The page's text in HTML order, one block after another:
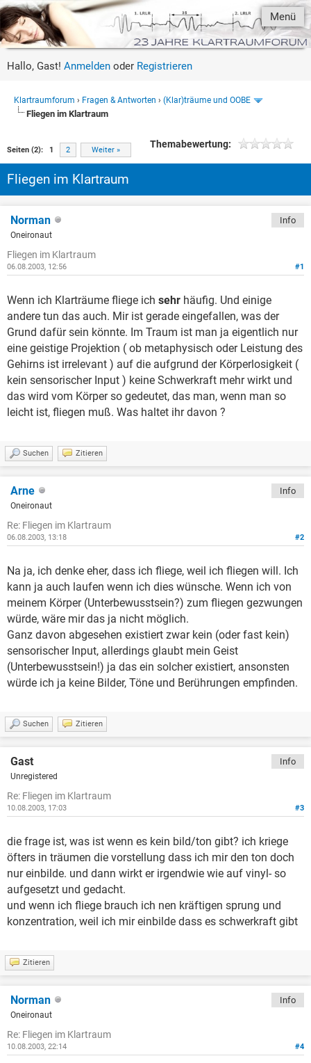
Menü
Hallo, Gast! Anmelden oder Registrieren
Klartraumforum › Fragen & Antworten › (Klar)träume und OOBE
Fliegen im Klartraum
Seiten (2): 1 2 Weiter »
Themabewertung:
Fliegen im Klartraum
Norman
Oneironaut
Info
Fliegen im Klartraum
#1
06.08.2003, 12:56
Wenn ich Klarträume fliege ich sehr häufig. Und einige
andere tun das auch. Mir ist gerade eingefallen, was der
Grund dafür sein könnte. Im Traum ist man ja eigentlich nur
eine geistige Projektion ( ob metaphysisch oder Leistung des
Gehirns ist irrelevant ) auf die aufgrund der Körperlosigkeit (
kein sensorischer Input ) keine Schwerkraft mehr wirkt und
das wird vom Körper so gedeutet, das man, wenn man so
leicht ist, fliegen muß. Was haltet ihr davon ?
Suchen Zitieren
Arne
Oneironaut
Info
Re: Fliegen im Klartraum
#2
06.08.2003, 13:18
Na ja, ich denke eher, dass ich fliege, weil ich fliegen will. Ich
kann ja auch laufen wenn ich dies wünsche. Wenn ich von
meinem Körper (Unterbewusstsein?) zum fliegen gezwungen
würde, wäre mir das ja nicht möglich.
Ganz davon abgesehen existiert zwar kein (oder fast kein)
sensorischer Input, allerdings glaubt mein Geist
(Unterbewusstsein!) ja das ein solcher existiert, ansonsten
würde ich ja keine Bilder, Töne und Berührungen empfinden.
Suchen Zitieren
Gast
Unregistered
Info
Re: Fliegen im Klartraum
#3
10.08.2003, 17:03
die frage ist, was ist wenn es kein bild/ton gibt? ich kriege
öfters in träumen die vorstellung dass ich mir den ton doch
nur einbilde. und dann wirkt er irgendwie wie auf vinyl- so
aufgesetzt und gedacht.
und wenn ich fliege brauch ich nen kräftigen sprung und
konzentration, weil ich mir einbilde dass es schwerkraft gibt
Zitieren
Norman
Oneironaut
Info
Re: Fliegen im Klartraum
#4
10.08.2003, 22:14